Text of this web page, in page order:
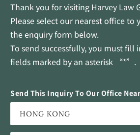
Thank you for visiting Harvey Law
Please select our nearest office to
the enquiry form below.
To send successfully, you must fill
fields marked by an asterisk “*”.
Send This Inquiry To Our Office